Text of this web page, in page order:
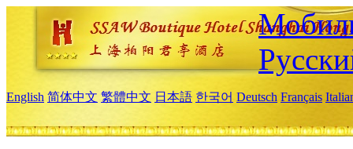
English 简体中文 繁體中文 日本語 한국어 Deutsch Français